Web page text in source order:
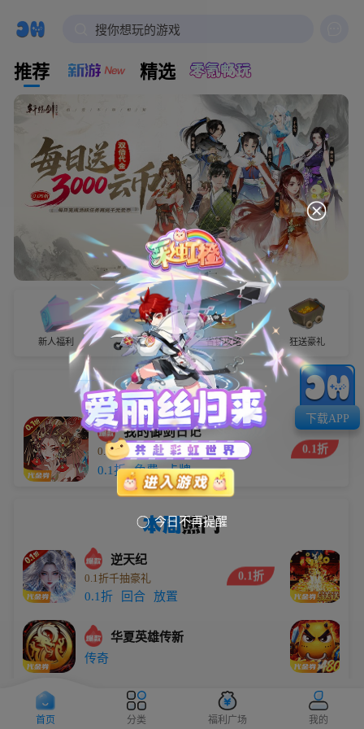
搜你想玩的游戏
推荐 精选
新人福利 试玩有奖 省钱攻略 狂送豪礼
小编推荐
我的御剑日记
0.1折每日送6480
5.9万
0.1折
免费 卡牌
0.1折
本周热门
逆天纪
0.1折千抽豪礼
0.1折 回合 放置
0.1折
华夏英雄传新
传奇
最后的原始人
免费版每日代金
下载APP
 今日不再提醒
首页 分类 福利广场 我的